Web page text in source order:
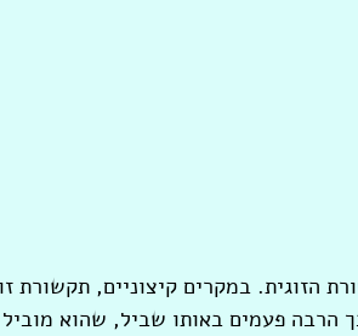
הזוגית. במקרים קיצוניים, תקשורת
הרבה פעמים באותו שביל, שהוא